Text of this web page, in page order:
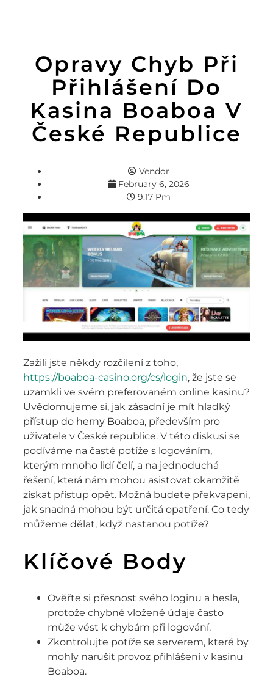
Opravy Chyb Při
Přihlášení Do
Kasina Boaboa V
České Republice
Vendor
February 6, 2026
9:17 Pm
Zažili jste někdy rozčilení z toho,
https://boaboa-casino.org/cs/login, že jste se
uzamkli ve svém preferovaném online kasinu?
Uvědomujeme si, jak zásadní je mít hladký
přístup do herny Boaboa, především pro
uživatele v České republice. V této diskusi se
podíváme na časté potíže s logováním,
kterým mnoho lidí čelí, a na jednoduchá
řešení, která nám mohou asistovat okamžitě
získat přístup opět. Možná budete překvapeni,
jak snadná mohou být určitá opatření. Co tedy
můžeme dělat, když nastanou potíže?
Klíčové Body
Ověřte si přesnost svého loginu a hesla,
protože chybné vložené údaje často
může vést k chybám při logování.
Zkontrolujte potíže se serverem, které by
mohly narušit provoz přihlášení v kasinu
Boaboa.